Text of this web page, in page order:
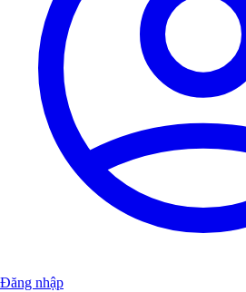
Đăng nhập